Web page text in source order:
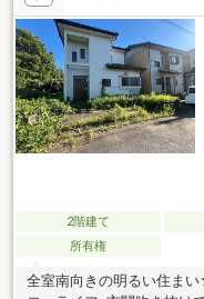
2階建て
所有権
全室南向きの明るい住ま